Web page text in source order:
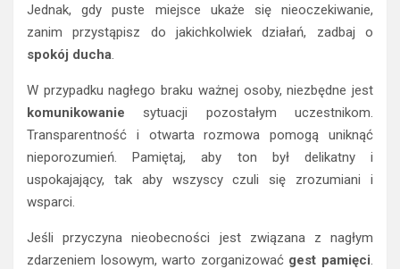
Jednak, gdy puste miejsce ukaże się nieoczekiwanie,
zanim przystąpisz do jakichkolwiek działań, zadbaj o
spokój ducha
W przypadku nagłego braku ważnej osoby, niezbędne jest
komunikowanie sytuacji pozostałym uczestnikom.
Transparentność i otwarta rozmowa pomogą uniknąć
nieporozumień. Pamiętaj, aby ton był delikatny i
uspokajający, tak aby wszyscy czuli się zrozumiani i
wsparci.
Jeśli przyczyna nieobecności jest związana z nagłym
zdarzeniem losowym, warto zorganizować gest pamięci